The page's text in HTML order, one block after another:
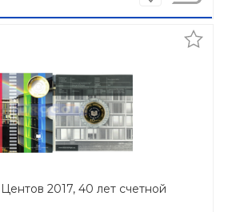
2017, 40 лет счетной